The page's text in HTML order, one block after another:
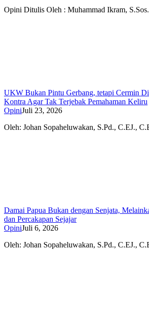
Opini Ditulis Oleh : Muhammad Ikram,
UKW Bukan Pintu Gerbang, tetapi Cermin
Kontra Agar Tak Terjebak Pemahaman Keliru
OpiniJuli 23, 2026
Oleh: Johan Sopaheluwakan, S.Pd., C.EJ.,
Damai Papua Bukan dengan Senjata,
dan Percakapan Sejajar
OpiniJuli 6, 2026
Oleh: Johan Sopaheluwakan, S.Pd., C.EJ.,